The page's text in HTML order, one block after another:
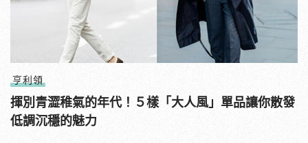
亨利領
揮別青澀稚氣的年代！５樣「大人風」單品讓你散發
低調沉穩的魅力